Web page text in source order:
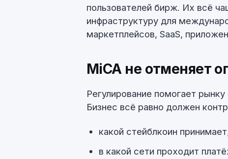
пользователей бирж. Их всё
инфраструктуру для
маркетплейсов, SaaS,
MiCA не отменяет
Регулирование помогает
Бизнес всё равно должен
какой стейблкоин
в какой сети проходит